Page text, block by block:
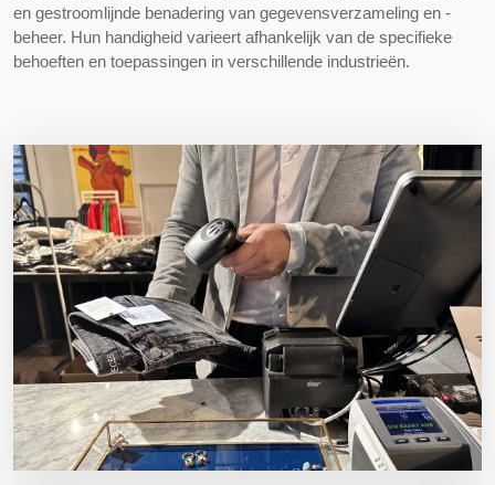
en gestroomlijnde benadering van gegevensverzameling en -
beheer. Hun handigheid varieert afhankelijk van de specifieke
behoeften en toepassingen in verschillende industrieën.